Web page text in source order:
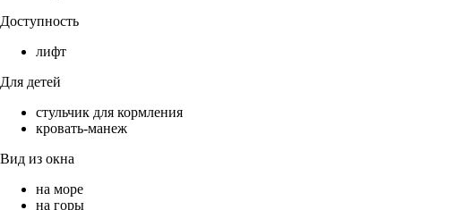
Доступность
лифт
Для детей
стульчик для кормления
кровать-манеж
Вид из окна
на море
на горы